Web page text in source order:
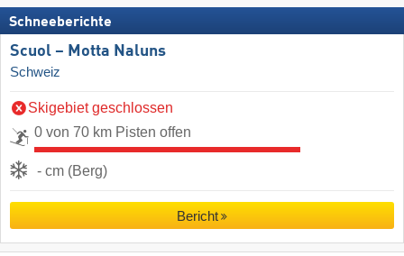
Schneeberichte
Scuol – Motta Naluns
Schweiz
Skigebiet geschlossen
0 von 70 km Pisten offen
- cm (Berg)
Bericht